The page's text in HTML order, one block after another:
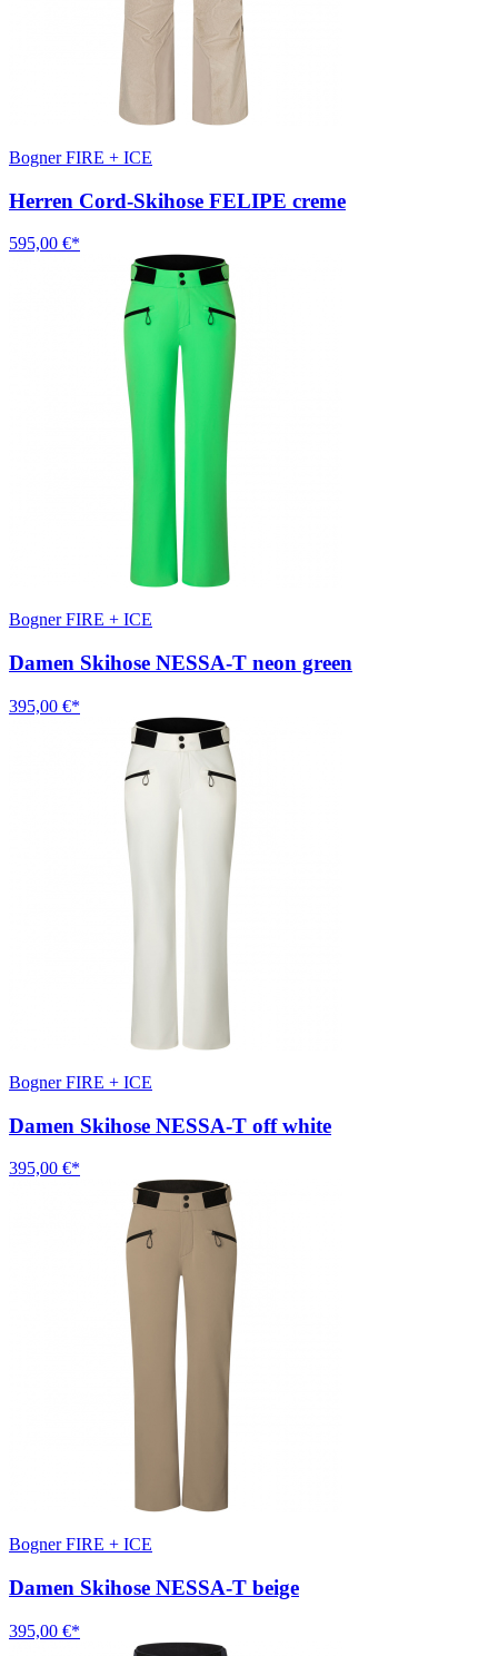
Bogner FIRE + ICE
Herren Cord-Skihose FELIPE creme
595,00 €*
Bogner FIRE + ICE
Damen Skihose NESSA-T neon green
395,00 €*
Bogner FIRE + ICE
Damen Skihose NESSA-T off white
395,00 €*
Bogner FIRE + ICE
Damen Skihose NESSA-T beige
395,00 €*